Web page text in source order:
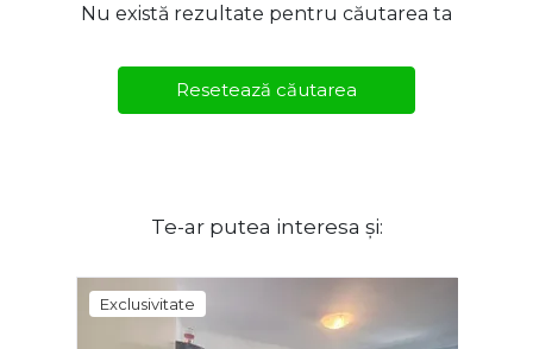
Nu există rezultate pentru căutarea ta
Resetează căutarea
Te-ar putea interesa și:
Exclusivitate